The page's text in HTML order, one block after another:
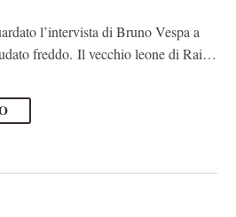
l’intervista di Bruno Vespa a
freddo. Il vecchio leone di Rai…